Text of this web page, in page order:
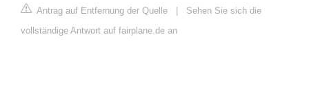
Antrag auf Entfernung der Quelle | Sehen Sie sich die
vollständige Antwort auf fairplane.de an